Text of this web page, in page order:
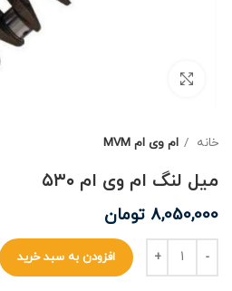
خانه ام وی ام MVM
میل لنگ ام وی ام ۵۳۰
8,050,000 تومان
افزودن به سبد خرید